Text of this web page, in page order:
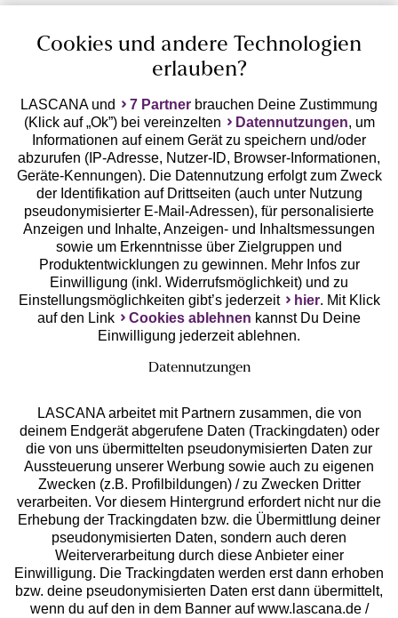
Geprüfte Sicherheit
Unsere Apps
Services
Beratung
Über uns
Rechtliches
Cookies und andere Technologien
erlauben?
LASCANA und 7 Partner brauchen Deine Zustimmung
(Klick auf „Ok”) bei vereinzelten
Datennutzungen, um
Informationen auf einem Gerät zu speichern und/oder
abzurufen (IP-Adresse, Nutzer-ID, Browser-Informationen,
Geräte-Kennungen). Die Datennutzung erfolgt zum Zweck
der Identifikation auf Drittseiten (auch unter Nutzung
pseudonymisierter E-Mail-Adressen), für personalisierte
Anzeigen und Inhalte, Anzeigen- und Inhaltsmessungen
sowie um Erkenntnisse über Zielgruppen und
Produktentwicklungen zu gewinnen. Mehr Infos zur
Einwilligung (inkl. Widerrufsmöglichkeit) und zu
Einstellungsmöglichkeiten gibt’s jederzeit
hier. Mit Klick
auf den Link
Cookies ablehnen kannst Du Deine
Einwilligung jederzeit ablehnen.
Datennutzungen
LASCANA arbeitet mit Partnern zusammen, die von
deinem Endgerät abgerufene Daten (Trackingdaten) oder
die von uns übermittelten pseudonymisierten Daten zur
Aussteuerung unserer Werbung sowie auch zu eigenen
Zwecken (z.B. Profilbildungen) / zu Zwecken Dritter
verarbeiten. Vor diesem Hintergrund erfordert nicht nur die
Erhebung der Trackingdaten bzw. die Übermittlung deiner
pseudonymisierten Daten, sondern auch deren
Weiterverarbeitung durch diese Anbieter einer
Einwilligung. Die Trackingdaten werden erst dann erhoben
bzw. deine pseudonymisierten Daten erst dann übermittelt,
wenn du auf den in dem Banner auf www.lascana.de /